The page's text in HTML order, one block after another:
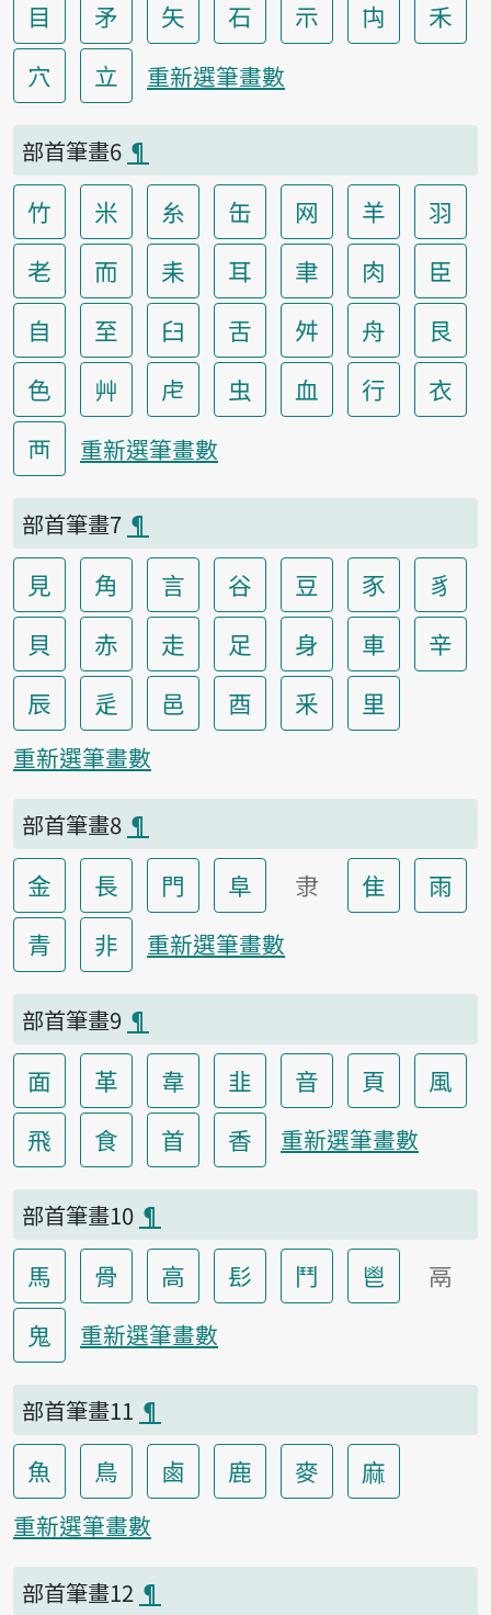
目 矛 矢 石 示 禸
禾
穴
立 重新選筆畫數
部首筆畫6 ¶
竹 米 糸 缶 网 羊
羽
老
而 耒 耳 聿 肉
臣
自
至 臼 舌 舛 舟
艮
色
艸 虍 虫 血 行
衣
襾
重新選筆畫數
部首筆畫7 ¶
見 角 言 谷 豆 豕
豸
貝
赤 走 足 身 車
辛
辰
辵 邑 酉 釆 里
重新選筆畫數
部首筆畫8 ¶
金 長 門 阜 隶 隹
雨
青
非 重新選筆畫數
部首筆畫9 ¶
面 革 韋 韭 音 頁
風
飛
食 首 香 重新選筆畫數
部首筆畫10 ¶
馬 骨 高 髟 鬥 鬯
鬲
鬼
重新選筆畫數
部首筆畫11 ¶
魚 鳥 鹵 鹿 麥 麻
重新選筆畫數
部首筆畫12 ¶